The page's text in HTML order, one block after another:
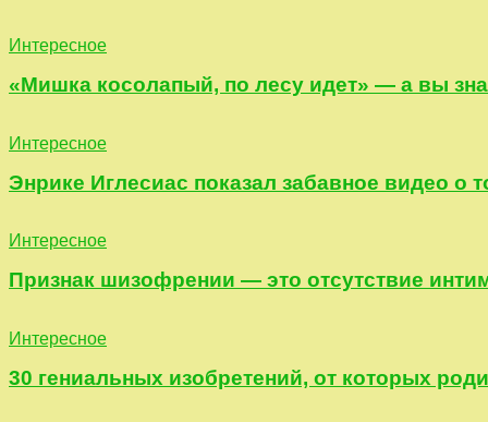
Интересное
«Мишка косолапый, по лесу идет» — а вы
Интересное
Энрике Иглесиас показал забавное видео о
Интересное
Признак шизофрении — это отсутствие
Интересное
30 гениальных изобретений, от которых